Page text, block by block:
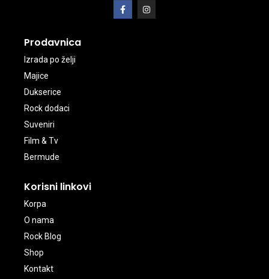
Prodavnica
Izrada po želji
Majice
Dukserice
Rock dodaci
Suveniri
Film & Tv
Bermude
Korisni linkovi
Korpa
O nama
Rock Blog
Shop
Kontakt